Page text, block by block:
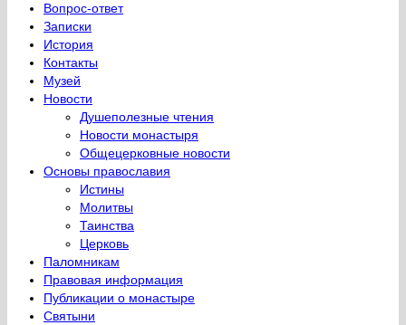
Вопрос-ответ
Записки
История
Контакты
Музей
Новости
Душеполезные чтения
Новости монастыря
Общецерковные новости
Основы православия
Истины
Молитвы
Таинства
Церковь
Паломникам
Правовая информация
Публикации о монастыре
Святыни